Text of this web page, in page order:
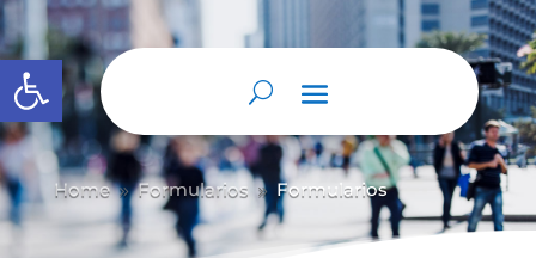
Abrir barra de herramientas
Home 9 Formularios 9 Formularios